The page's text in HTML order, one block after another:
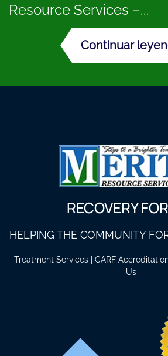
Resource Services –...
Continuar
RECOVERY
HELPING THE COMMUNITY
Treatment Services CARF
Us